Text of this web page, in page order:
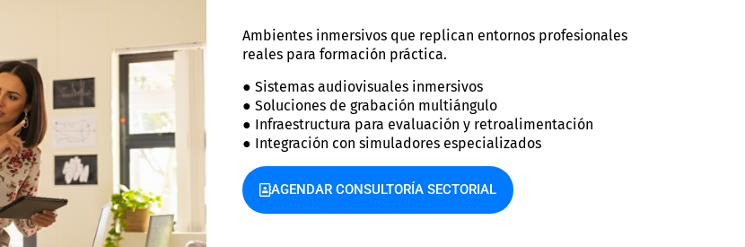
Ambientes inmersivos que replican entornos profesionales
reales para formación práctica.
● Sistemas audiovisuales inmersivos
● Soluciones de grabación multiángulo
● Infraestructura para evaluación y retroalimentación
● Integración con simuladores especializados
AGENDAR CONSULTORÍA SECTORIAL